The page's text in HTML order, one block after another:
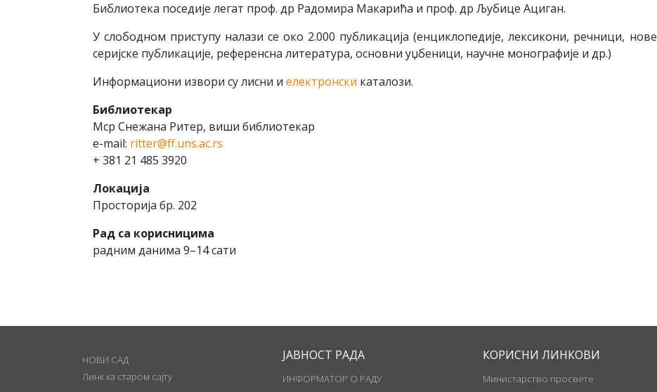
Библиотека поседије легат проф. др Радомира Макарића и проф. др Љубице Ациган.
У слободном приступу налази се око 2.000 публикација (енциклопедије, лексикони, речници, нове
серијске публикације, референсна литература, основни уџбеници, научне монографије и др.)
Информациони извори сулисни и електронски каталози.
Библиотекар
Мср Снежана Ритер, виши библиотекар
e-mail: ritter@ff.uns.ac.rs
+ 381 21 485 3920
Локација
Просторија бр. 202
Рад са корисницима
радним данима 9–14 сати
НОВИ САД
Линк ка старом сајту
ЈАВНОСТ РАДА
ИНФОРМАТОР О РАДУ
КОРИСНИ ЛИНКОВИ
Министарство просвете